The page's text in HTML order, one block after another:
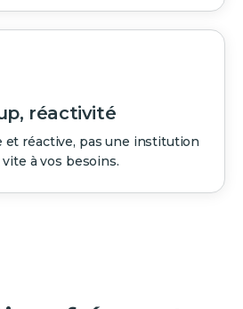
réactivité
et réactive, pas une institution
à vos besoins.